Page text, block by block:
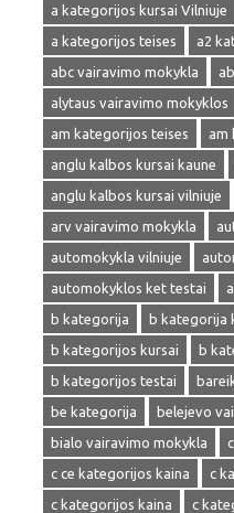
a kategorijos kursai Vilniuje
a kategorijos teises
a2
abc vairavimo mokykla
alytaus vairavimo mokyklos
am kategorijos teises
am
anglu kalbos kursai kaune
anglu kalbos kursai vilniuje
arv vairavimo mokykla
automokykla vilniuje
automokyklos ket testai
b kategorija
b kategorija
b kategorijos kursai
b
b kategorijos testai
be kategorija
belejevo
bialo vairavimo mokykla
c ce kategorijos kaina
c
c kategorijos kaina
c